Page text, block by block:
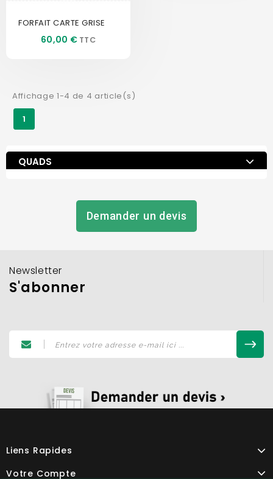
FORFAIT CARTE GRISE
Prix
60,00 €
Affichage 1-4 de 4 article(s)
1
QUADS
Demander un devis
Newsletter
S'abonner
Liens Rapides
Votre Compte